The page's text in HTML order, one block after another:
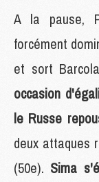
A la pause,
forcément
et sort
occasion
le Russe
deux attaques
(50e). Sima